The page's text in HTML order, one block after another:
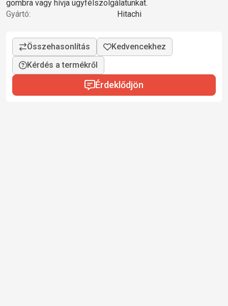
gombra vagy hívja ügyfélszolgálatunkat.
Gyártó:
Hitachi
Kérdés a termékről
Érdeklődjön